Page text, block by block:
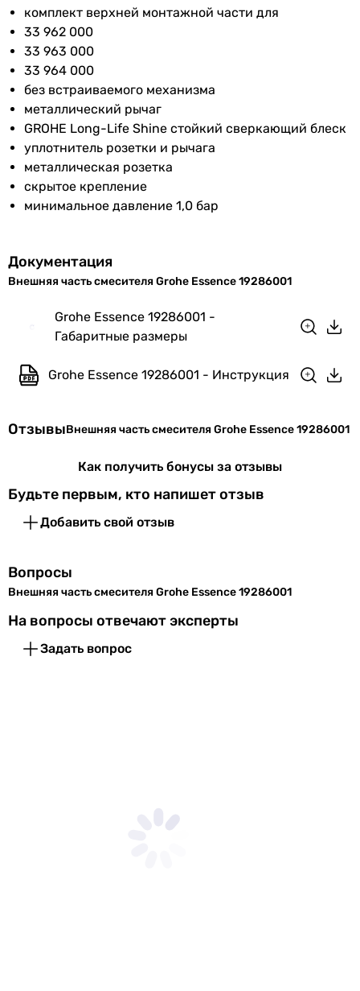
для душа
для душа
для душа
для душа
для душа
для душа
для душа
для душа
для душа
Тип
внешняя часть смесителя
внешняя часть смесителя
внешняя часть смесителя
внешняя часть смесителя
внешняя часть смесителя
внешняя часть смесителя
глянцевая
глянцевая
глянцевая
глянцевая
глянцевая
глянцевая
Монтаж
или душа GROHE Rapido E
Материал металл
Производство Китай
Коллекции Essence
Комплектация
изделия
внешняя декоративно-
монтажная панель, ручка(ки)
EAN
Физические характеристики
хром
Гарантия
Сообщите нам об этом!
Сообщить об ошибке
Характеристики, комплектация и фотографии Grohe Essence
несет ответственности за изменения, внесенные
производителем.
комплект верхней монтажной части для
33 962 000
33 963 000
33 964 000
без встраиваемого механизма
металлический рычаг
GROHE Long-Life Shine cтойкий сверкающий блеск
уплотнитель розетки и рычага
металлическая розетка
скрытое крепление
минимальное давление 1,0 бар
Документация
Внешняя часть смесителя Grohe Essence 19286001
Grohe Essence 19286001 -
Габаритные размеры
Grohe Essence 19286001 - Инструкция
ОтзывыВнешняя часть смесителя Grohe Essence 19286001
Как получить бонусы за отзывы
Будьте первым, кто напишет отзыв
Добавить свой отзыв
Вопросы
Внешняя часть смесителя Grohe Essence 19286001
На вопросы отвечают эксперты
Задать вопрос